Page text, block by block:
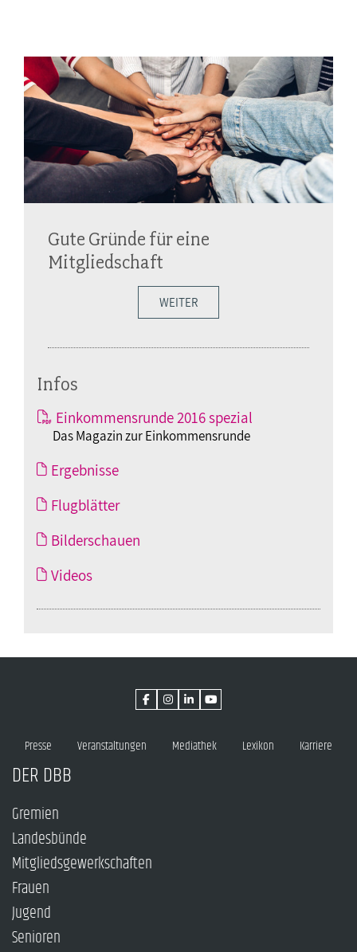
Gute Gründe für eine
Mitgliedschaft
WEITER
Infos
Einkommensrunde 2016 spezial
Das Magazin zur Einkommensrunde
Ergebnisse
Flugblätter
Bilderschauen
Videos
Presse Veranstaltungen Mediathek Lexikon Karriere
DER DBB
Gremien
Landesbünde
Mitgliedsgewerkschaften
Frauen
Jugend
Senioren